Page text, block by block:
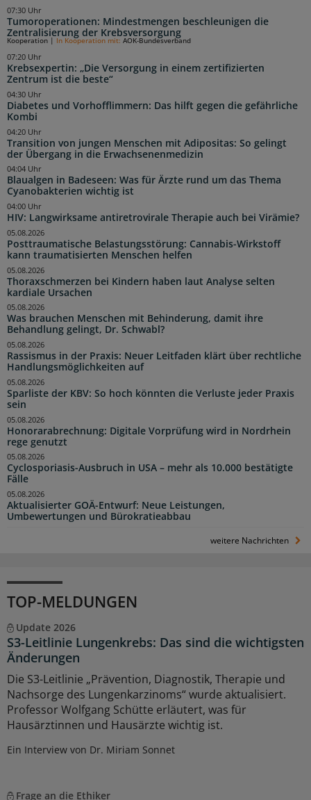
Tumoroperationen: Mindestmengen beschleunigen die
Zentralisierung der Krebsversorgung
07:30 Uhr
Krebsexpertin: „Die Versorgung in einem zertifizierten
Zentrum ist die beste“
Kooperation In Kooperation mit: AOK-Bundesverband
07:20 Uhr
Diabetes und Vorhofflimmern: Das hilft gegen die gefährliche
Kombi
04:30 Uhr
Transition von jungen Menschen mit Adipositas: So gelingt
der Übergang in die Erwachsenenmedizin
04:20 Uhr
Blaualgen in Badeseen: Was für Ärzte rund um das Thema
Cyanobakterien wichtig ist
04:04 Uhr
HIV: Langwirksame antiretrovirale Therapie auch bei Virämie?
04:00 Uhr
Posttraumatische Belastungsstörung: Cannabis-Wirkstoff
kann traumatisierten Menschen helfen
05.08.2026
Thoraxschmerzen bei Kindern haben laut Analyse selten
kardiale Ursachen
05.08.2026
Was brauchen Menschen mit Behinderung, damit ihre
Behandlung gelingt, Dr. Schwabl?
05.08.2026
Rassismus in der Praxis: Neuer Leitfaden klärt über rechtliche
Handlungsmöglichkeiten auf
05.08.2026
Sparliste der KBV: So hoch könnten die Verluste jeder Praxis
sein
05.08.2026
Honorarabrechnung: Digitale Vorprüfung wird in Nordrhein
rege genutzt
05.08.2026
Cyclosporiasis-Ausbruch in USA – mehr als 10.000 bestätigte
Fälle
05.08.2026
Aktualisierter GOÄ-Entwurf: Neue Leistungen,
Umbewertungen und Bürokratieabbau
05.08.2026
weitere Nachrichten
TOP-MELDUNGEN
Update 2026
S3-Leitlinie Lungenkrebs: Das sind die wichtigsten
Änderungen
Die S3-Leitlinie „Prävention, Diagnostik, Therapie und
Nachsorge des Lungenkarzinoms“ wurde aktualisiert.
Professor Wolfgang Schütte erläutert, was für
Hausärztinnen und Hausärzte wichtig ist.
Ein Interview von Dr. Miriam Sonnet
Frage an die Ethiker